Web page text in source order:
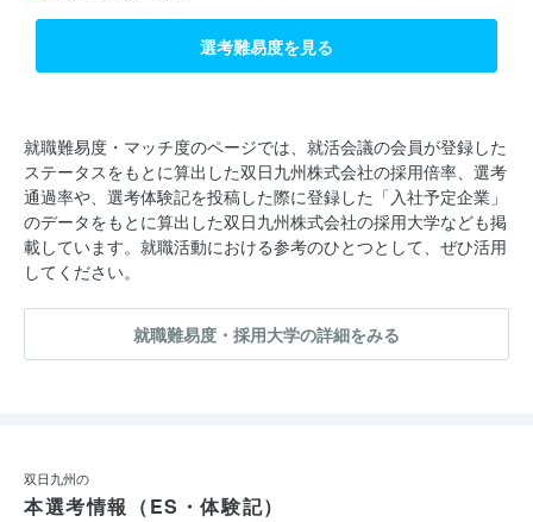
選考難易度を見る
就職難易度・マッチ度のページでは、就活会議の会員が登録した
ステータスをもとに算出した双日九州株式会社の採用倍率、選考
通過率や、選考体験記を投稿した際に登録した「入社予定企業」
のデータをもとに算出した双日九州株式会社の採用大学なども掲
載しています。就職活動における参考のひとつとして、ぜひ活用
してください。
就職難易度・採用大学の詳細をみる
双日九州の
本選考情報（ES・体験記）